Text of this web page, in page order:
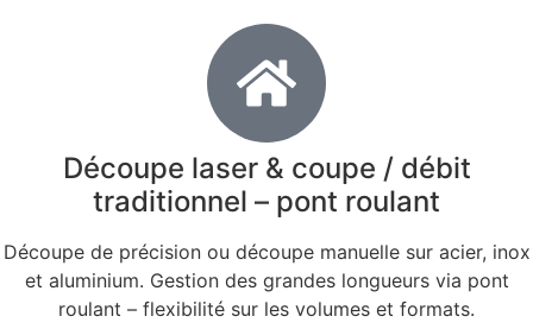
Découpe laser & coupe / débit
traditionnel – pont roulant
Découpe de précision ou découpe manuelle sur acier, inox
et aluminium. Gestion des grandes longueurs via pont
roulant – flexibilité sur les volumes et formats.